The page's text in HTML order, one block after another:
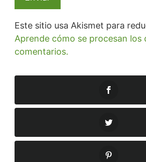
Este sitio usa Akismet para
Aprende cómo se procesan los
comentarios.